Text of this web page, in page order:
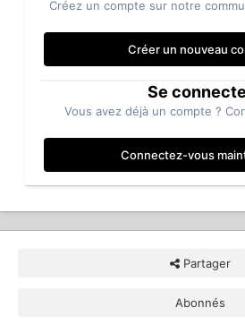
Créez un compte sur notre
Créer un nouveau
Se
Vous avez déjà un compte ?
Connectez-vous
Partager
Abonnés